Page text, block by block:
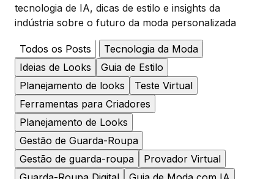
tecnologia de IA, dicas de estilo e insights da
indústria sobre o futuro da moda personalizada
Todos os Posts
Tecnologia da Moda
Ideias de Looks
Guia de Estilo
Planejamento de looks
Teste Virtual
Ferramentas para Criadores
Planejamento de Looks
Gestão de Guarda-Roupa
Gestão de guarda-roupa
Provador Virtual